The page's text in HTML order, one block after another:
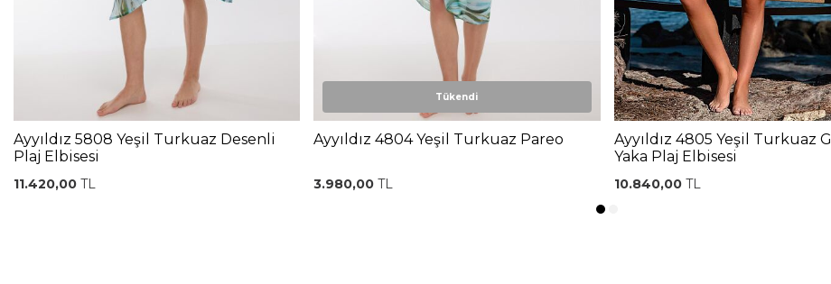
Ayyıldız 5808 Yeşil Turkuaz Desenli
Plaj Elbisesi
11.420,00 TL
Tükendi
Ayyıldız 4804 Yeşil Turkuaz Pareo
3.980,00 TL
Ayyıldız 4805 Yeşil Turkuaz
Yaka Plaj Elbisesi
10.840,00TL